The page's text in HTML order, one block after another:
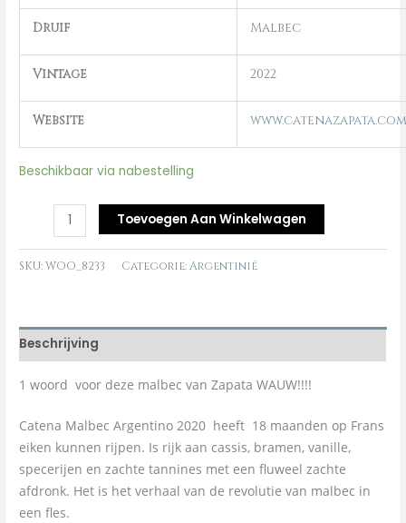
Druif Malbec
Vintage 2022
Website www.catenazapata.com
Beschikbaar via nabestelling
Toevoegen Aan Winkelwagen
SKU:WOO_8233 Categorie:Argentinië
Beschrijving
1 woord voor deze malbec van Zapata WAUW!!!!
Catena Malbec Argentino 2020 heeft 18 maanden op Frans
eiken kunnen rijpen. Is rijk aan cassis, bramen, vanille,
specerijen en zachte tannines met een fluweel zachte
afdronk. Het is het verhaal van de revolutie van malbec in
een fles.